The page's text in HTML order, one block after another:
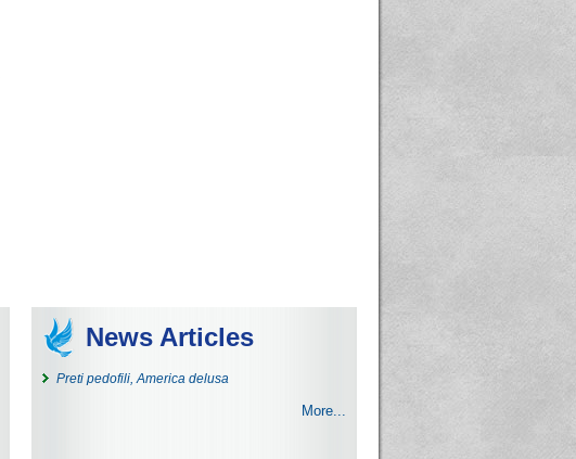
News Articles
Preti pedofili, America delusa
More...